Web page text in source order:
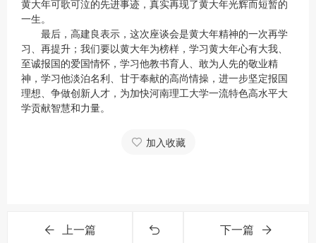
黄大年可歌可泣的先进事迹，真实再现了黄大年光辉而短暂的
一生。
最后，高建良表示，这次座谈会是黄大年精神的一次再学
习、再提升；我们要以黄大年为榜样，学习黄大年心有大我、
至诚报国的爱国情怀，学习他教书育人、敢为人先的敬业精
神，学习他淡泊名利、甘于奉献的高尚情操，进一步坚定报国
理想、争做创新人才，为加快河南理工大学一流特色高水平大
学贡献智慧和力量。
加入收藏
上一篇 下一篇